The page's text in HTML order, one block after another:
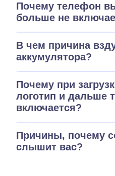
Почему телефон
больше не
В чем причина
аккумулятора?
Почему при
логотип и дальше
включается?
Причины, почему
слышит вас?